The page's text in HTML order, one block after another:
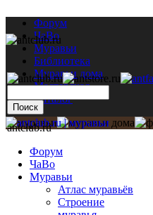
Форум
ЧаВо
Муравьи
Библиотека
Муравьи дома
Мастерская
Каталог
antclub.ru
Форум
ЧаВо
Муравьи
Атлас муравьёв
Строение